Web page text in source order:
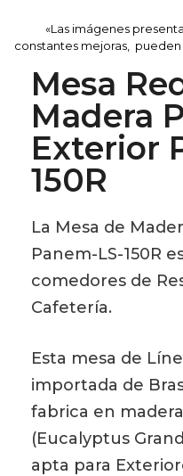
«Las imágenes
constantes mejoras,
Mesa
Madera
Exterior
150R
La Mesa de
Panem-LS-150R
comedores de
Cafetería.
Esta mesa de
importada de
fabrica en
(Eucalyptus
apta para